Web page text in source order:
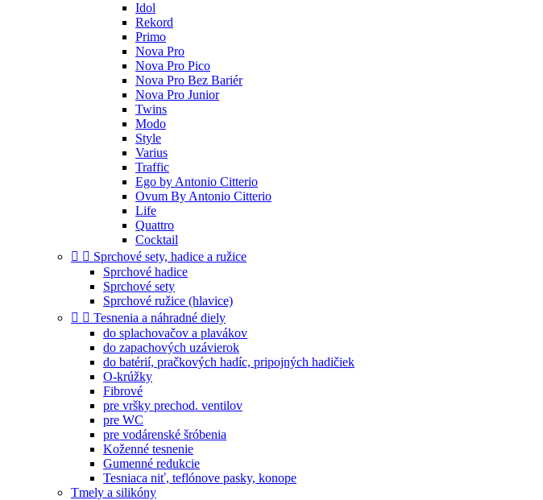
Idol
Rekord
Primo
Nova Pro
Nova Pro Pico
Nova Pro Bez Bariér
Nova Pro Junior
Twins
Modo
Style
Varius
Traffic
Ego by Antonio Citterio
Ovum By Antonio Citterio
Life
Quattro
Cocktail
  Sprchové sety, hadice a ružice
Sprchové hadice
Sprchové sety
Sprchové ružice (hlavice)
  Tesnenia a náhradné diely
do splachovačov a plavákov
do zapachových uzávierok
do batérií, pračkových hadíc, pripojných hadičiek
O-krúžky
Fibrové
pre vršky prechod. ventilov
pre WC
pre vodárenské šróbenia
Koženné tesnenie
Gumenné redukcie
Tesniaca niť, teflónove pasky, konope
Tmely a silikóny